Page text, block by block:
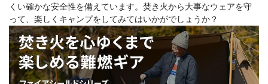
くい確かな安全性を備えています。焚き火から大事なウェアを守
って、楽しくキャンプをしてみてはいかがでしょうか？